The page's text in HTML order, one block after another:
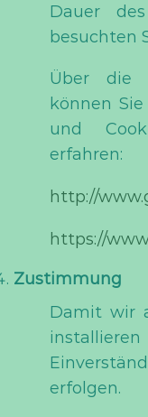
Dauer
besuchten
Über die
können
und
erfahren:
http://
https://
Zustimmung
Damit wir
erfolgen.